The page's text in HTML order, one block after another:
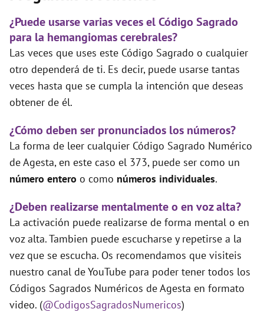
¿Puede usarse varias veces el Código Sagrado
para la hemangiomas cerebrales?
Las veces que uses este Código Sagrado o cualquier
otro dependerá de ti. Es decir, puede usarse tantas
veces hasta que se cumpla la intención que deseas
obtener de él.
¿Cómo deben ser pronunciados los números?
La forma de leer cualquier Código Sagrado Numérico
de Agesta, en este caso el 373, puede ser como un
número entero o como números individuales.
¿Deben realizarse mentalmente o en voz alta?
La activación puede realizarse de forma mental o en
voz alta. Tambien puede escucharse y repetirse a la
vez que se escucha. Os recomendamos que visiteis
nuestro canal de YouTube para poder tener todos los
Códigos Sagrados Numéricos de Agesta en formato
video. (@CodigosSagradosNumericos)